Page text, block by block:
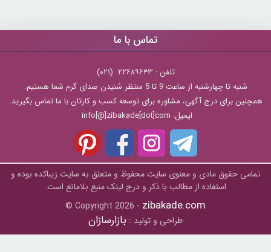
تماس با ما
تلفن : ۲۲۶۸۹۶۴۳ (۰۲۱)
شنبه تا چهارشنبه از ساعت 9 تا 5 منتظر شنیدن صدای گرم شما هستیم.
همچنین برای درج آگهی، مشاوره برای توسعه کسب و کارتان با ما تماس بگیرید.
ایمیل: info[@]zibakade[dot]com
تمامی حقوق مادی و معنوی سایت محفوظ و متعلق به سايت زیباکده بوده و
استفاده از مطالب با ذکر و درج لینک منبع بلامانع است.
© Copyright 2026 - zibakade.com
طراحی و تولید : بازارسازان